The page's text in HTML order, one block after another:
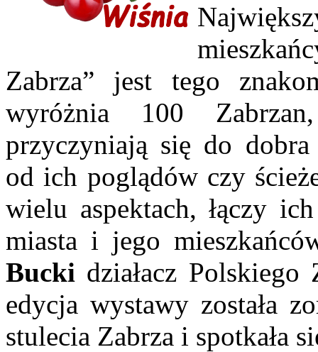
Zabrza” jest tego
wyróżnia 100
przyczyniają się do dobra
od ich poglądów czy
wielu aspektach, łączy
miasta i jego
Bucki działacz Polskiego
edycja wystawy została
stulecia Zabrza i spotkała